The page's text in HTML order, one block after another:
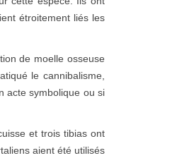
étroitement liés les
de moelle osseuse
le cannibalisme,
acte symbolique ou si
et trois tibias ont
aient été utilisés